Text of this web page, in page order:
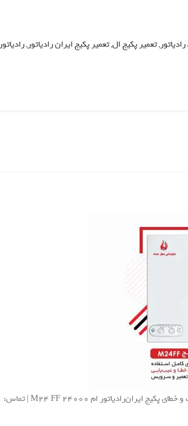
,تعمیر پکیج ال,تعمیر پکیج ایران رادیاتور,رادیاتور
ثبت درخواست نصب، سرویس و تعمیر و راهنمای استفاده و رفع عیوب و خطای پکیج ایران‌رادیاتور ام M24 FF 24000 | تماس: